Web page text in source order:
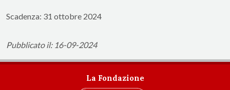
Scadenza: 31 ottobre 2024
Pubblicato il: 16-09-2024
La Fondazione